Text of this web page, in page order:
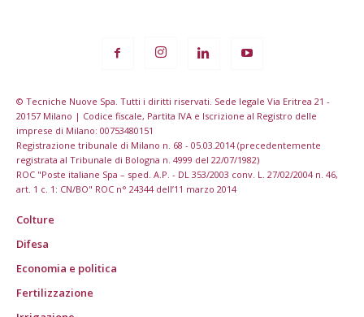
© Tecniche Nuove Spa. Tutti i diritti riservati. Sede legale Via Eritrea 21 -
20157 Milano | Codice fiscale, Partita IVA e Iscrizione al Registro delle
imprese di Milano: 00753480151
Registrazione tribunale di Milano n. 68 - 05.03.2014 (precedentemente
registrata al Tribunale di Bologna n. 4999 del 22/07/1982)
ROC "Poste italiane Spa – sped. A.P. - DL 353/2003 conv. L. 27/02/2004 n. 46,
art. 1 c. 1: CN/BO" ROC n° 24344 dell’11 marzo 2014
Colture
Difesa
Economia e politica
Fertilizzazione